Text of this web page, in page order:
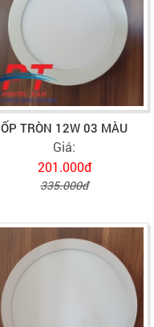
ỐP TRÒN 12W 03 MÀU
Giá:
201.000đ
335.000đ